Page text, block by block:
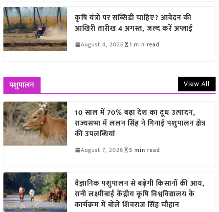
कृषि यंत्रों पर सब्सिडी चाहिए? आवेदन की
आखिरी तारीख 4 अगस्त, जल्द करें अप्लाई
August 4, 2026 1 min read
पशुपालन View All
10 साल में 70% बढ़ा देश का दूध उत्पादन,
राज्यसभा में ललन सिंह ने गिनाईं पशुपालन क्षेत्र
की उपलब्धियां
August 7, 2026 5 min read
वैज्ञानिक पशुपालन से बढ़ेगी किसानों की आय,
रानी लक्ष्मीबाई केंद्रीय कृषि विश्वविद्यालय के
कार्यक्रम में बोले शिवराज सिंह चौहान